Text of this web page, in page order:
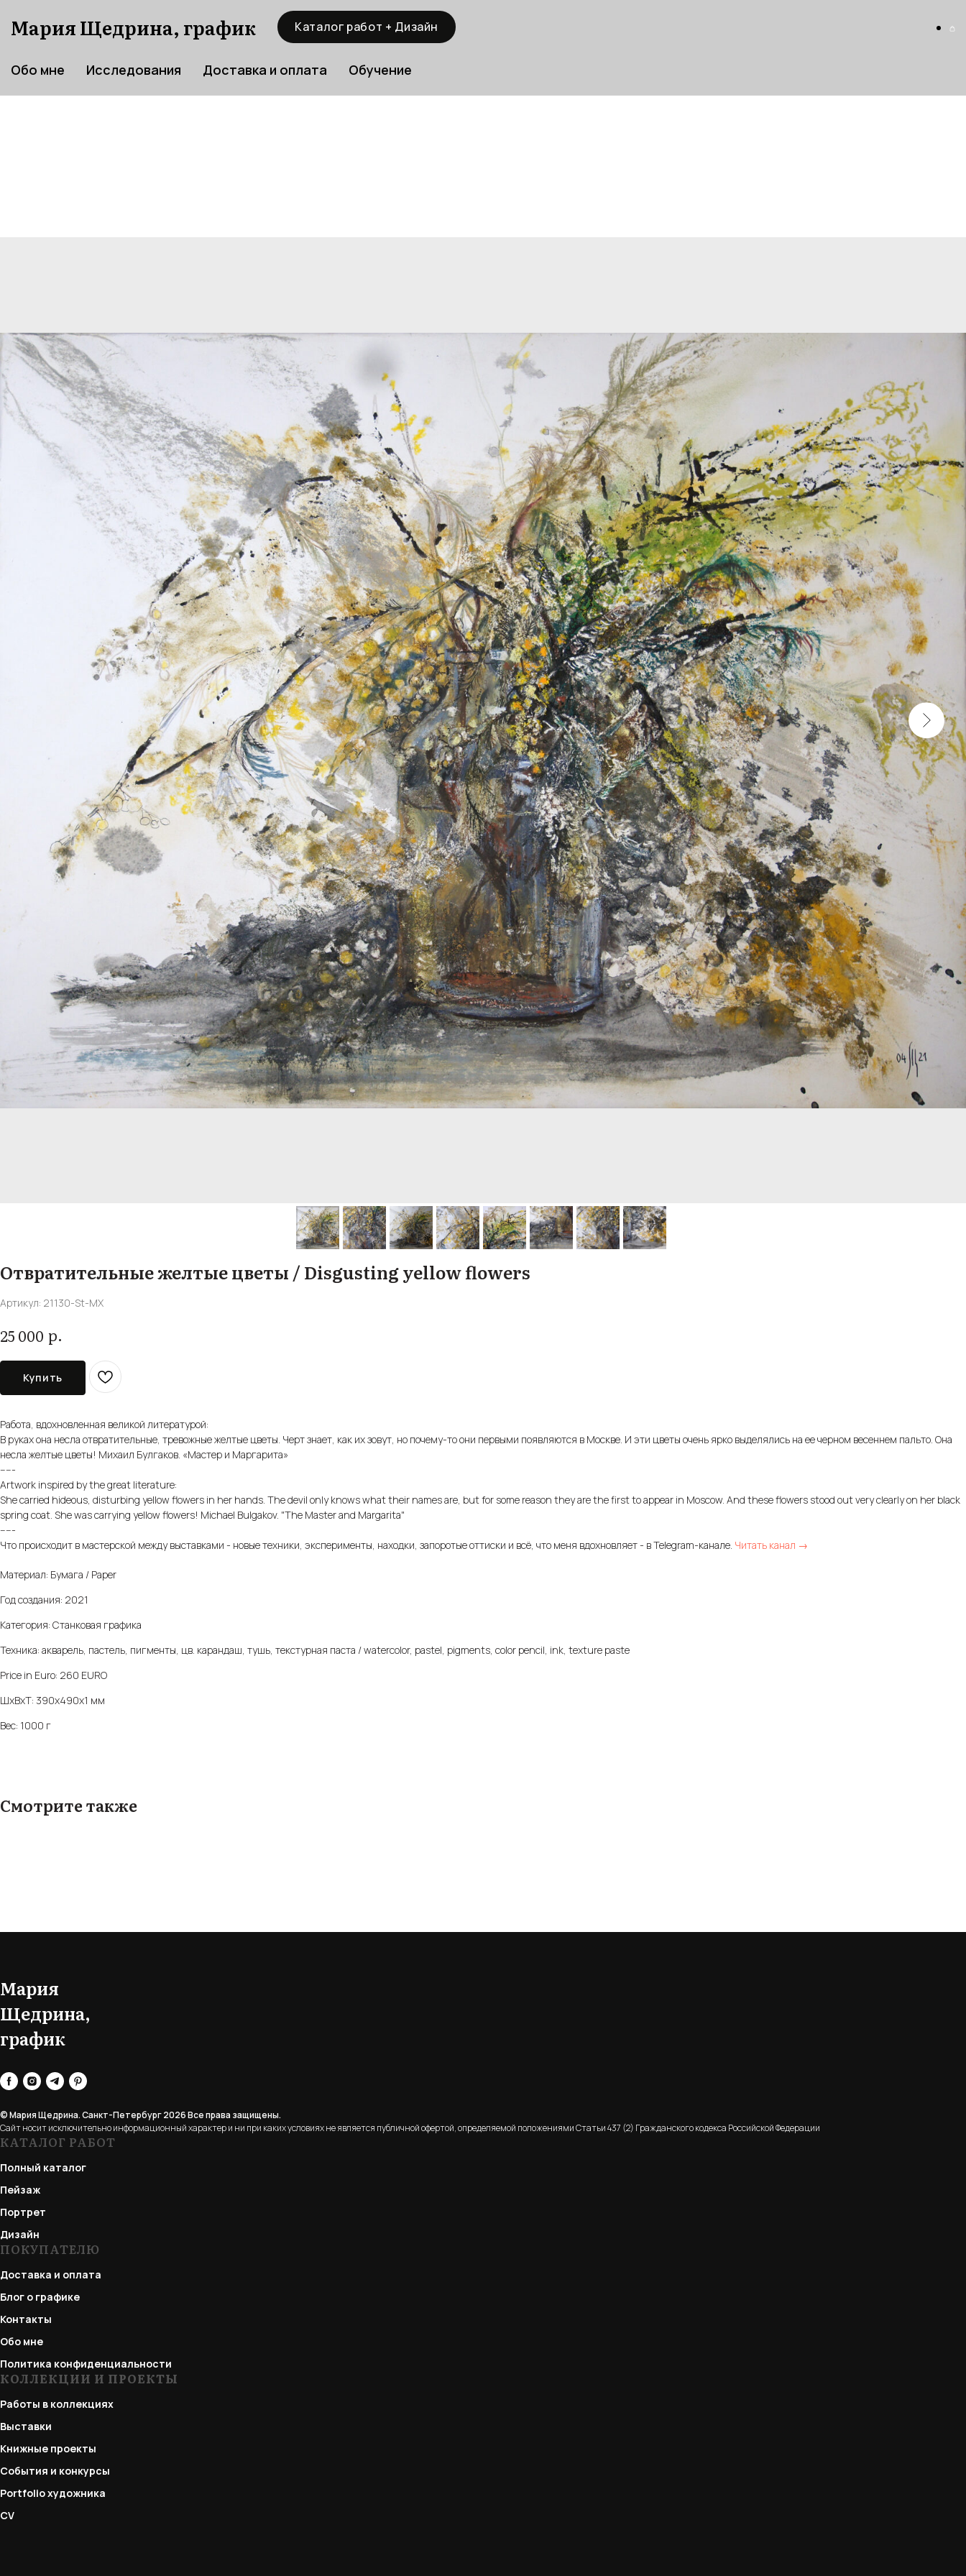
Мария Щедрина, график Каталог работ + Дизайн
Обо мне Исследования Доставка и оплата Обучение
Отвратительные желтые цветы / Disgusting yellow flowers
Артикул: 21130-St-MX
25 000 р.
Купить
Работа, вдохновленная великой литературой:
В руках она несла отвратительные, тревожные желтые цветы. Черт знает, как их зовут, но почему-то они первыми появляются в Москве. И эти цветы очень ярко выделялись на ее черном весеннем пальто. Она
несла желтые цветы! Михаил Булгаков. «Мастер и Маргарита»
-----
Artwork inspired by the great literature:
She carried hideous, disturbing yellow flowers in her hands. The devil only knows what their names are, but for some reason they are the first to appear in Moscow. And these flowers stood out very clearly on her black
spring coat. She was carrying yellow flowers! Michael Bulgakov. "The Master and Margarita"
-----
Что происходит в мастерской между выставками - новые техники, эксперименты, находки, запоротые оттиски и всё, что меня вдохновляет - в Telegram-канале. Читать канал →
Материал: Бумага / Paper
Год создания: 2021
Категория: Станковая графика
Техника: акварель, пастель, пигменты, цв. карандаш, тушь, текстурная паста / watercolor, pastel, pigments, color pencil, ink, texture paste
Price in Euro: 260 EURO
ШxВxТ: 390x490x1 мм
Вес: 1000 г
Смотрите также
Мария
Щедрина,
график
© Мария Щедрина. Санкт-Петербург 2026Все права защищены.
Сайт носит исключительно информационный характер и ни при каких условиях не является публичной офертой, определяемой положениями Статьи 437 (2) Гражданского кодекса Российской Федерации
КАТАЛОГ РАБОТ
Полный каталог
Пейзаж
Портрет
Дизайн
ПОКУПАТЕЛЮ
Доставка и оплата
Блог о графике
Контакты
Обо мне
Политика конфиденциальности
КОЛЛЕКЦИИ И ПРОЕКТЫ
Работы в коллекциях
Выставки
Книжные проекты
События и конкурсы
Portfolioхудожника
CV